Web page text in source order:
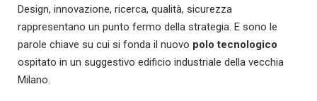
Design, innovazione, ricerca, qualità, sicurezza
rappresentano un punto fermo della strategia. E sono le
parole chiave su cui si fonda il nuovo polo tecnologico
ospitato in un suggestivo edificio industriale della vecchia
Milano.